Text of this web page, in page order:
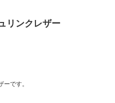
リンクレザー
です。